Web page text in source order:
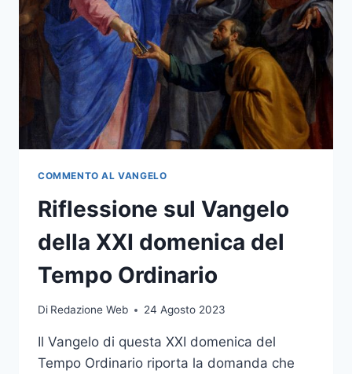
COMMENTO AL VANGELO
Riflessione sul Vangelo
della XXI domenica del
Tempo Ordinario
Di Redazione Web 24 Agosto 2023
Il Vangelo di questa XXI domenica del
Tempo Ordinario riporta la domanda che